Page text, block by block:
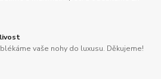
vaše nohy do luxusu. Děkujeme!